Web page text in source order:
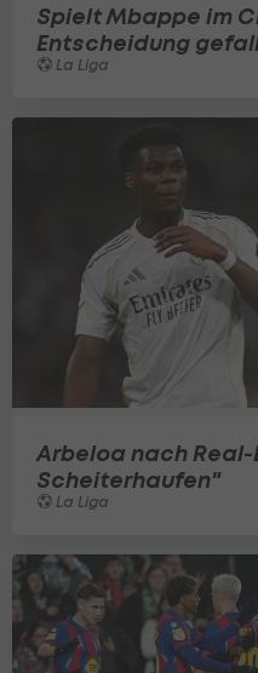
Spielt Mbappe im
Entscheidung
La Liga
Arbeloa nach
Scheiterhaufen"
La Liga